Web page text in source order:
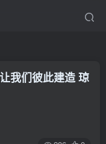
我们彼此建造 琼